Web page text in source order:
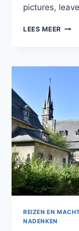
pictures,
LEES MEER
REIZEN EN
NADENKEN